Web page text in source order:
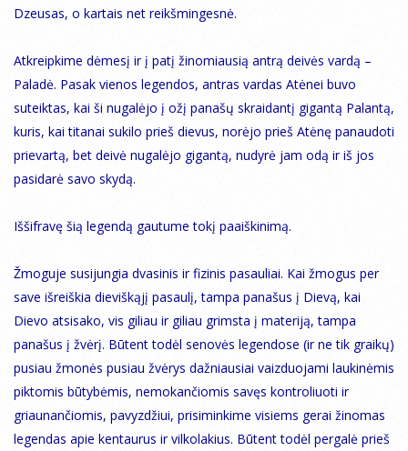
Dzeusas, o kartais net reikšmingesnė.
Atkreipkime dėmesį ir į patį žinomiausią antrą deivės vardą –
Paladė. Pasak vienos legendos, antras vardas Atėnei buvo
suteiktas, kai ši nugalėjo į ožį panašų skraidantį gigantą Palantą,
kuris, kai titanai sukilo prieš dievus, norėjo prieš Atėnę panaudoti
prievartą, bet deivė nugalėjo gigantą, nudyrė jam odą ir iš jos
pasidarė savo skydą.
Iššifravę šią legendą gautume tokį paaiškinimą.
Žmoguje susijungia dvasinis ir fizinis pasauliai. Kai žmogus per
save išreiškia dieviškąjį pasaulį, tampa panašus į Dievą, kai
Dievo atsisako, vis giliau ir giliau grimsta į materiją, tampa
panašus į žvėrį. Būtent todėl senovės legendose (ir ne tik graikų)
pusiau žmonės pusiau žvėrys dažniausiai vaizduojami laukinėmis
piktomis būtybėmis, nemokančiomis savęs kontroliuoti ir
griaunančiomis, pavyzdžiui, prisiminkime visiems gerai žinomas
legendas apie kentaurus ir vilkolakius. Būtent todėl pergalė prieš